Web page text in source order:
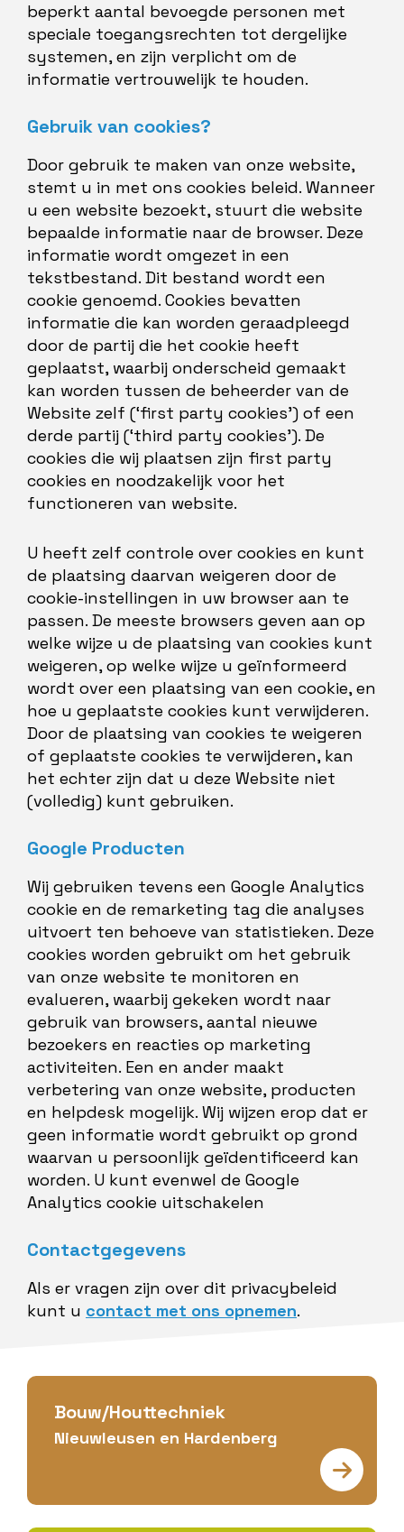
beperkt aantal bevoegde personen met
speciale toegangsrechten tot dergelijke
systemen, en zijn verplicht om de
informatie vertrouwelijk te houden.
Gebruik van cookies?
Door gebruik te maken van onze website,
stemt u in met ons cookies beleid. Wanneer
u een website bezoekt, stuurt die website
bepaalde informatie naar de browser. Deze
informatie wordt omgezet in een
tekstbestand. Dit bestand wordt een
cookie genoemd. Cookies bevatten
informatie die kan worden geraadpleegd
door de partij die het cookie heeft
geplaatst, waarbij onderscheid gemaakt
kan worden tussen de beheerder van de
Website zelf (‘first party cookies’) of een
derde partij (‘third party cookies’). De
cookies die wij plaatsen zijn first party
cookies en noodzakelijk voor het
functioneren van website.
U heeft zelf controle over cookies en kunt
de plaatsing daarvan weigeren door de
cookie-instellingen in uw browser aan te
passen. De meeste browsers geven aan op
welke wijze u de plaatsing van cookies kunt
weigeren, op welke wijze u geïnformeerd
wordt over een plaatsing van een cookie, en
hoe u geplaatste cookies kunt verwijderen.
Door de plaatsing van cookies te weigeren
of geplaatste cookies te verwijderen, kan
het echter zijn dat u deze Website niet
(volledig) kunt gebruiken.
Google Producten
Wij gebruiken tevens een Google Analytics
cookie en de remarketing tag die analyses
uitvoert ten behoeve van statistieken. Deze
cookies worden gebruikt om het gebruik
van onze website te monitoren en
evalueren, waarbij gekeken wordt naar
gebruik van browsers, aantal nieuwe
bezoekers en reacties op marketing
activiteiten. Een en ander maakt
verbetering van onze website, producten
en helpdesk mogelijk. Wij wijzen erop dat er
geen informatie wordt gebruikt op grond
waarvan u persoonlijk geïdentificeerd kan
worden. U kunt evenwel de Google
Analytics cookie uitschakelen
Contactgegevens
Als er vragen zijn over dit privacybeleid
kunt u contact met ons opnemen.
Bouw/Houttechniek
Nieuwleusen en Hardenberg